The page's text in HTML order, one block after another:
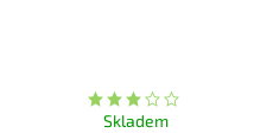
Skladem